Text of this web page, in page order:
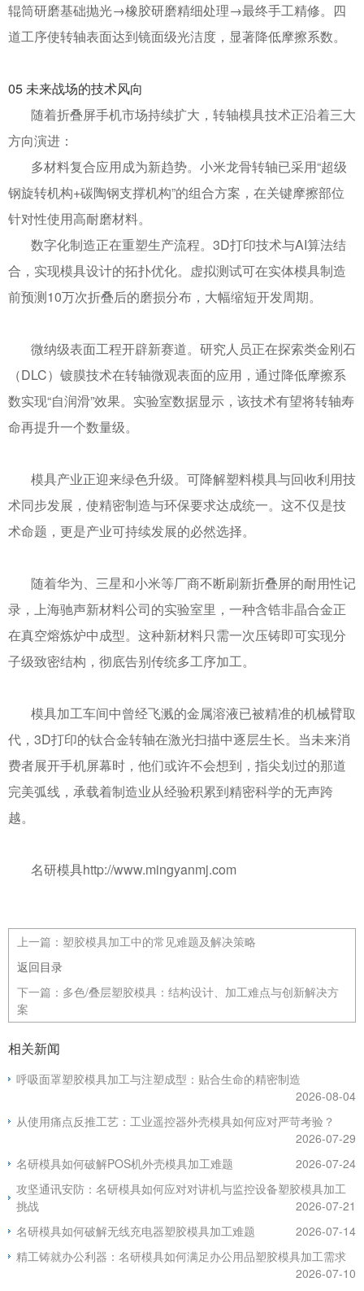
辊筒研磨基础抛光→橡胶研磨精细处理→最终手工精修。四
道工序使转轴表面达到镜面级光洁度，显著降低摩擦系数。
05未来战场的技术风向
随着折叠屏手机市场持续扩大，转轴模具技术正沿着三大
方向演进：
多材料复合应用成为新趋势。小米龙骨转轴已采用“超级
钢旋转机构+碳陶钢支撑机构”的组合方案，在关键摩擦部位
针对性使用高耐磨材料。
数字化制造正在重塑生产流程。 3D打印技术与AI算法结
合，实现模具设计的拓扑优化。虚拟测试可在实体模具制造
前预测10万次折叠后的磨损分布，大幅缩短开发周期。
微纳级表面工程开辟新赛道。研究人员正在探索类金刚石
（DLC）镀膜技术在转轴微观表面的应用，通过降低摩擦系
数实现“自润滑”效果。实验室数据显示，该技术有望将转轴寿
命再提升一个数量级。
模具产业正迎来绿色升级。可降解塑料模具与回收利用技
术同步发展，使精密制造与环保要求达成统一。这不仅是技
术命题，更是产业可持续发展的必然选择。
随着华为、三星和小米等厂商不断刷新折叠屏的耐用性记
录，上海驰声新材料公司的实验室里，一种含锆非晶合金正
在真空熔炼炉中成型。这种新材料只需一次压铸即可实现分
子级致密结构，彻底告别传统多工序加工。
模具加工车间中曾经飞溅的金属溶液已被精准的机械臂取
代， 3D打印的钛合金转轴在激光扫描中逐层生长。当未来消
费者展开手机屏幕时，他们或许不会想到，指尖划过的那道
完美弧线，承载着制造业从经验积累到精密科学的无声跨
越。
名研模具http://www.mingyanmj.com
上一篇： 塑胶模具加工中的常见难题及解决策略
返回目录
下一篇： 多色/叠层塑胶模具：结构设计、加工难点与创新解决方
案
相关新闻
呼吸面罩塑胶模具加工与注塑成型：贴合生命的精密制造
2026-08-04
从使用痛点反推工艺：工业遥控器外壳模具如何应对严苛考验？
2026-07-29
名研模具如何破解POS机外壳模具加工难题
2026-07-24
攻坚通讯安防：名研模具如何应对对讲机与监控设备塑胶模具加工
挑战
2026-07-21
名研模具如何破解无线充电器塑胶模具加工难题
2026-07-14
精工铸就办公利器：名研模具如何满足办公用品塑胶模具加工需求
2026-07-10